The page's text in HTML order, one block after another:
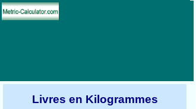
Livres en Kilogrammes